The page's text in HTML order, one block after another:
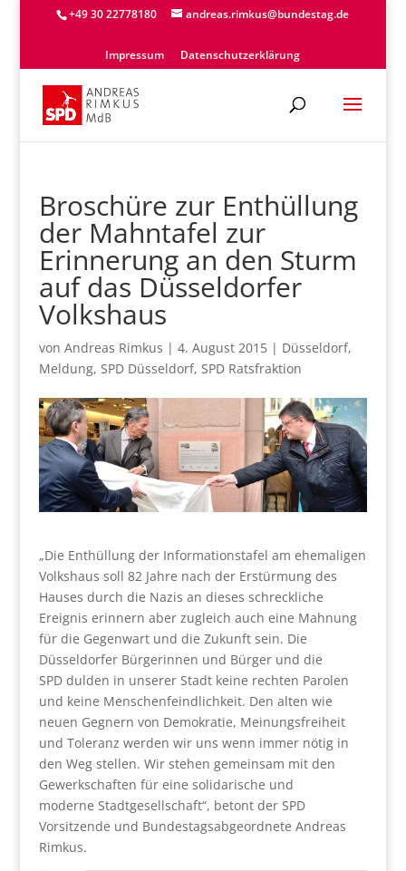
+49 30 22778180 andreas.rimkus@bundestag.de
Impressum Datenschutzerklärung
Broschüre zur Enthüllung
der Mahntafel zur
Erinnerung an den Sturm
auf das Düsseldorfer
Volkshaus
von Andreas Rimkus | 4. August 2015| Düsseldorf,
Meldung, SPD Düsseldorf, SPD Ratsfraktion
„Die Enthüllung der Informationstafel am ehemaligen
Volkshaus soll 82 Jahre nach der Erstürmung des
Hauses durch die Nazis an dieses schreckliche
Ereignis erinnern aber zugleich auch eine Mahnung
für die Gegenwart und die Zukunft sein. Die
Düsseldorfer Bürgerinnen und Bürger und die
SPD dulden in unserer Stadt keine rechten Parolen
und keine Menschenfeindlichkeit. Den alten wie
neuen Gegnern von Demokratie, Meinungsfreiheit
und Toleranz werden wir uns wenn immer nötig in
den Weg stellen. Wir stehen gemeinsam mit den
Gewerkschaften für eine solidarische und
moderne Stadtgesellschaft“, betont der SPD
Vorsitzende und Bundestagsabgeordnete Andreas
Rimkus.